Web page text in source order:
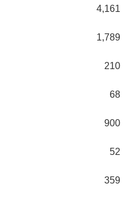
4,161
1,789
210
68
900
52
359